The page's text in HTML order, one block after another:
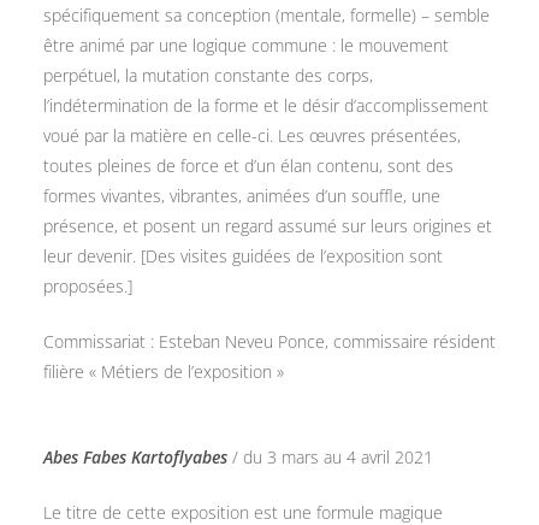
spécifiquement sa conception (mentale, formelle) – semble
être animé par une logique commune : le mouvement
perpétuel, la mutation constante des corps,
l’indétermination de la forme et le désir d’accomplissement
voué par la matière en celle-ci. Les œuvres présentées,
toutes pleines de force et d’un élan contenu, sont des
formes vivantes, vibrantes, animées d’un souffle, une
présence, et posent un regard assumé sur leurs origines et
leur devenir. [Des visites guidées de l’exposition sont
proposées.]
Commissariat : Esteban Neveu Ponce, commissaire résident
filière « Métiers de l’exposition »
Abes Fabes Kartoflyabes / du 3 mars au 4 avril 2021
Le titre de cette exposition est une formule magique